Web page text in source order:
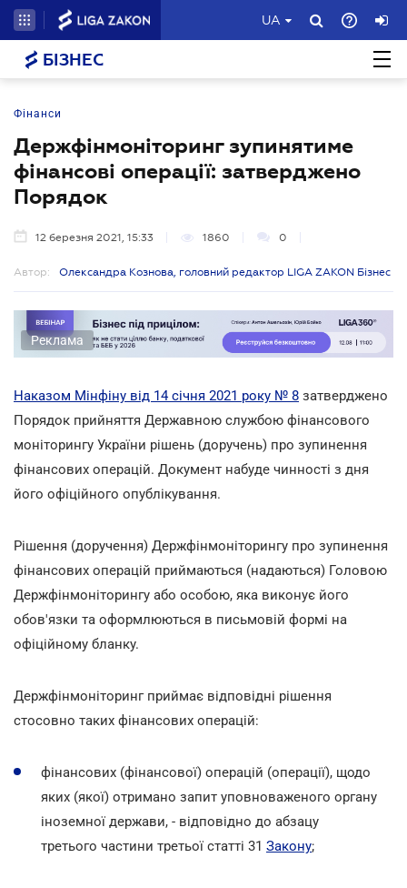
UA
БІЗНЕС
Фінанси
Держфінмоніторинг зупинятиме
фінансові операції: затверджено
Порядок
12 березня 2021, 15:33 1860 0
Автор: Олександра Кознова, головний редактор LIGA ZAKON Бізнес
Реклама
Наказом Мінфіну від 14 січня 2021 року № 8 затверджено
Порядок прийняття Державною службою фінансового
моніторингу України рішень (доручень) про зупинення
фінансових операцій. Документ набуде чинності з дня
його офіційного опублікування.
Рішення (доручення) Держфінмоніторингу про зупинення
фінансових операцій приймаються (надаються) Головою
Держфінмоніторингу або особою, яка виконує його
обов'язки та оформлюються в письмовій формі на
офіційному бланку.
Держфінмоніторинг приймає відповідні рішення
стосовно таких фінансових операцій:
фінансових (фінансової) операцій (операції), щодо
яких (якої) отримано запит уповноваженого органу
іноземної держави, - відповідно до абзацу
третього частини третьої статті 31 Закону;